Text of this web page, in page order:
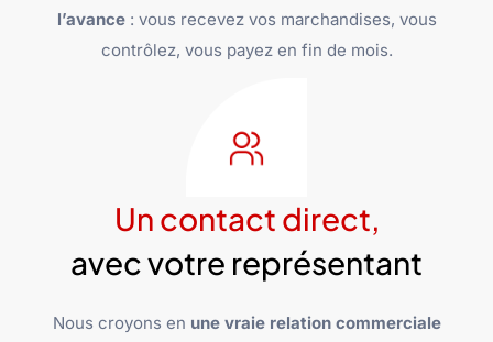
l’avance: vous recevez vos marchandises, vous
contrôlez, vous payez en fin de mois.
Un contact direct,
avec votre représentant
Nous croyons en une vraie relation commerciale